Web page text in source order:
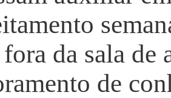
da sala de
de